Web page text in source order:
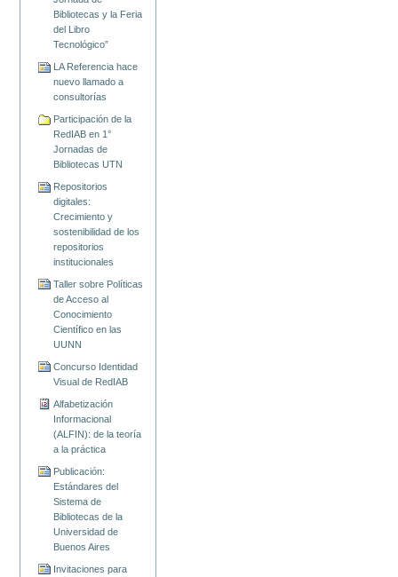
Bibliotecas y la Feria
del Libro
Tecnológico”
LA Referencia hace
nuevo llamado a
consultorías
Participación de la
RedIAB en 1°
Jornadas de
Bibliotecas UTN
Repositorios
digitales:
Crecimiento y
sostenibilidad de los
repositorios
institucionales
Taller sobre Políticas
de Acceso al
Conocimiento
Científico en las
UUNN
Concurso Identidad
Visual de RedIAB
Alfabetización
Informacional
(ALFIN): de la teoría
a la práctica
Publicación:
Estándares del
Sistema de
Bibliotecas de la
Universidad de
Buenos Aires
Invitaciones para